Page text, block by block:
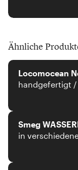
Ähnliche
Locomocean
handgefertigt /
Smeg
in